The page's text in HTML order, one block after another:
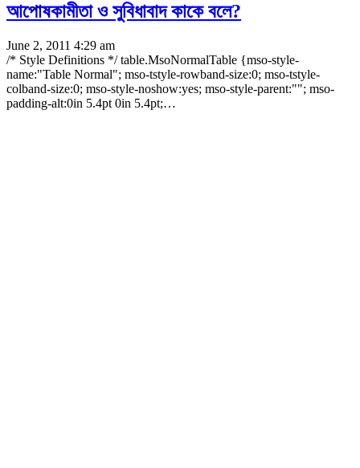
আপোষকামীতা ও সুবিধাবাদ কাকে বলে?
June 2, 2011 4:29 am
/* Style Definitions */ table.MsoNormalTable {mso-style-
name:"Table Normal"; mso-tstyle-rowband-size:0; mso-tstyle-
colband-size:0; mso-style-noshow:yes; mso-style-parent:""; mso-
padding-alt:0in 5.4pt 0in 5.4pt;…